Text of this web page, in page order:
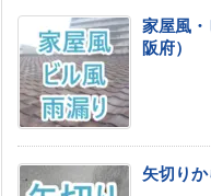
家屋風
阪府）
矢切りか